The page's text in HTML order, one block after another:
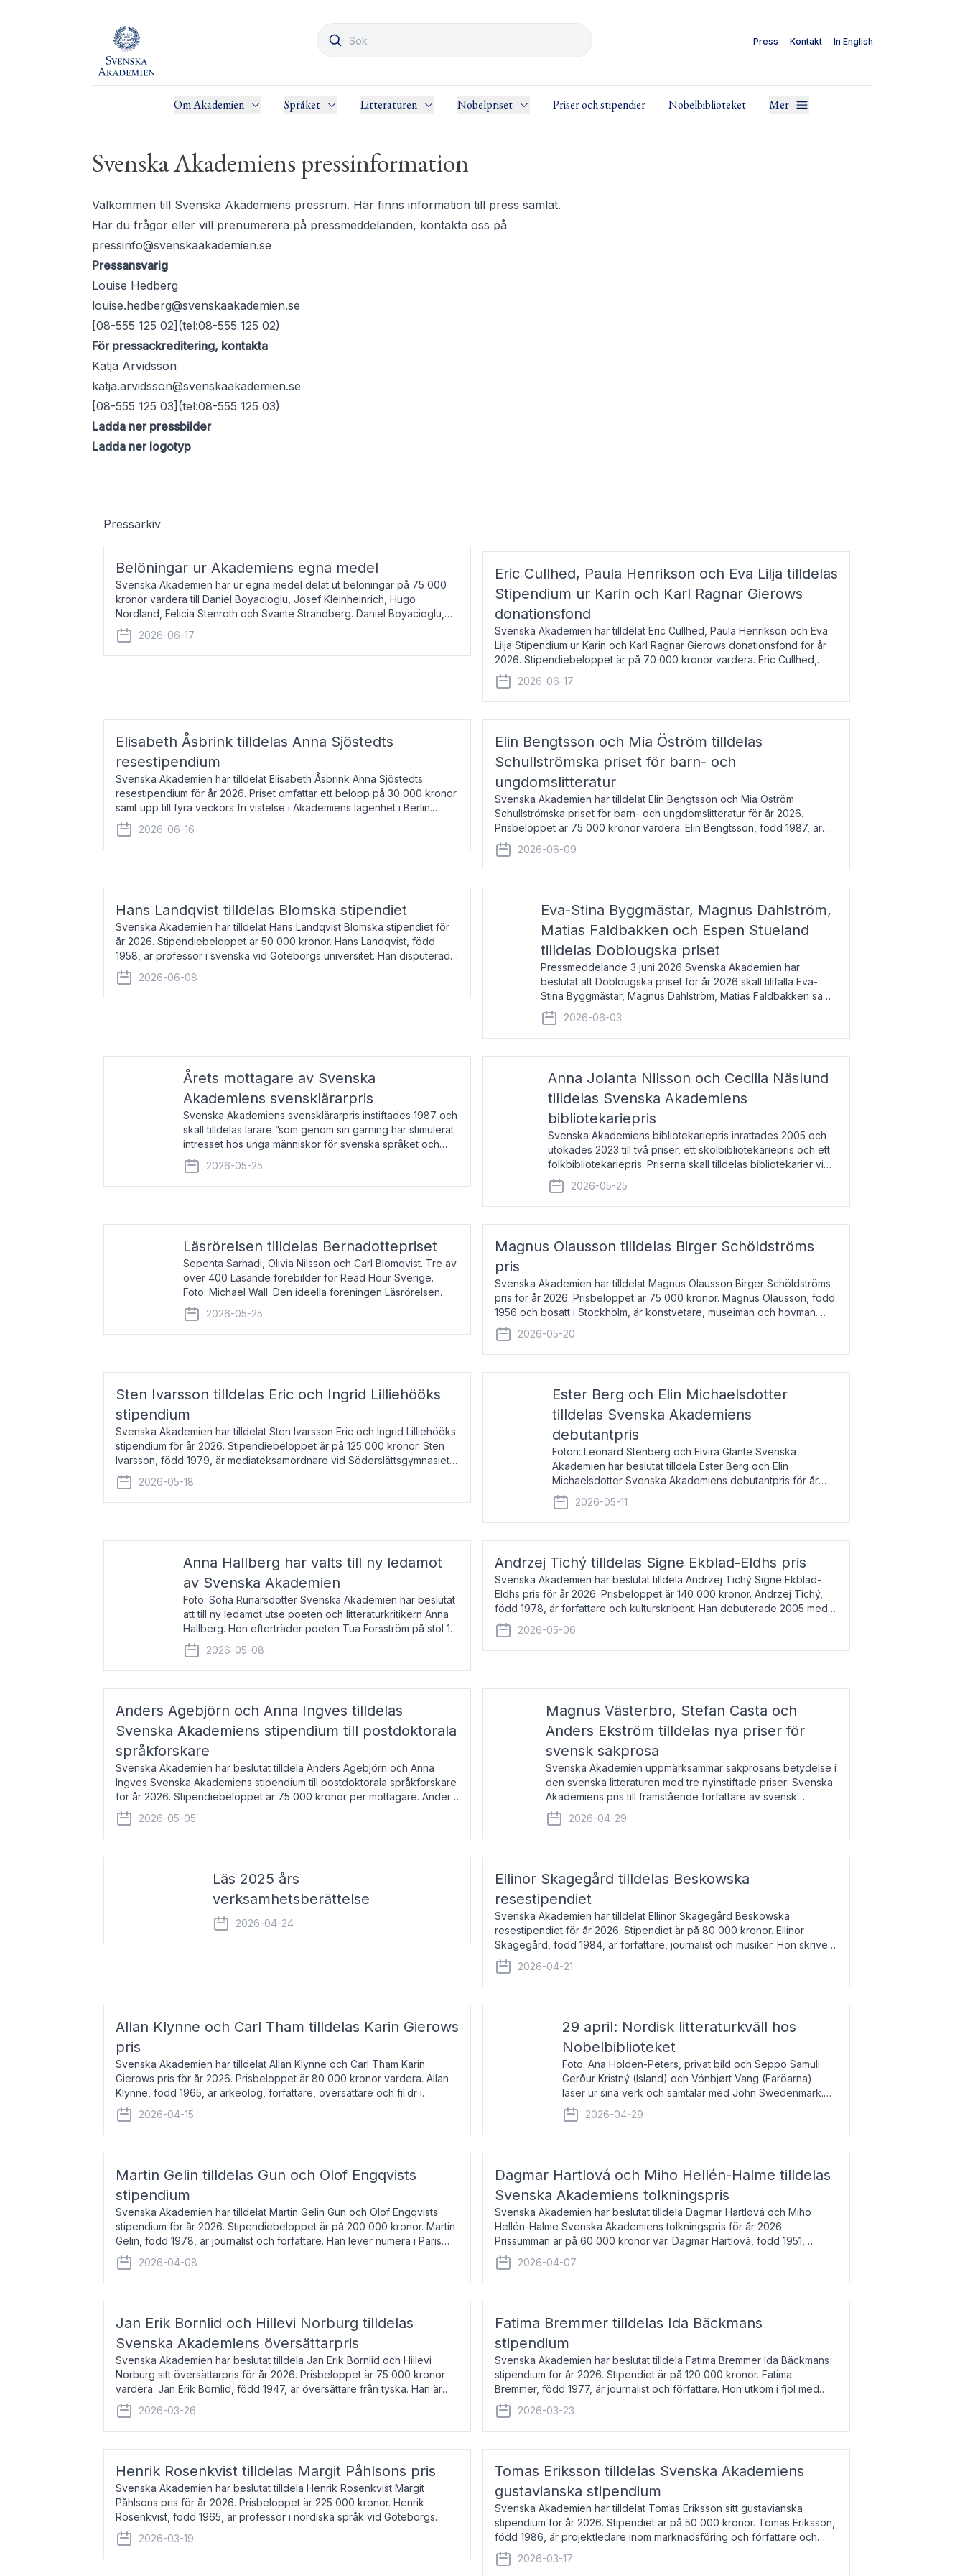
Press Kontakt In English
Om Akademien Språket Litteraturen Nobelpriset Priser och stipendier Nobelbiblioteket Mer
Svenska Akademiens pressinformation
Välkommen till Svenska Akademiens pressrum. Här finns information till press samlat.
Har du frågor eller vill prenumerera på pressmeddelanden, kontakta oss på
pressinfo@svenskaakademien.se
Pressansvarig
Louise Hedberg
louise.hedberg@svenskaakademien.se
[08-555 125 02](tel:08-555 125 02)
För pressackreditering, kontakta
Katja Arvidsson
katja.arvidsson@svenskaakademien.se
[08-555 125 03](tel:08-555 125 03)
Ladda ner pressbilder
Ladda ner logotyp
Pressarkiv
Belöningar ur Akademiens egna medel
Svenska Akademien har ur egna medel delat ut belöningar på 75 000
kronor vardera till Daniel Boyacioglu, Josef Kleinheinrich, Hugo
Nordland, Felicia Stenroth och Svante Strandberg. Daniel Boyacioglu,
född 1981, är poet och scenartist. Josef
2026-06-17
Eric Cullhed, Paula Henrikson och Eva Lilja tilldelas
Stipendium ur Karin och Karl Ragnar Gierows
donationsfond
Svenska Akademien har tilldelat Eric Cullhed, Paula Henrikson och Eva
Lilja Stipendium ur Karin och Karl Ragnar Gierows donationsfond för år
2026. Stipendiebeloppet är på 70 000 kronor vardera. Eric Cullhed,
född 1985, är professor i grekis
2026-06-17
Elisabeth Åsbrink tilldelas Anna Sjöstedts
resestipendium
Svenska Akademien har tilldelat Elisabeth Åsbrink Anna Sjöstedts
resestipendium för år 2026. Priset omfattar ett belopp på 30 000 kronor
samt upp till fyra veckors fri vistelse i Akademiens lägenhet i Berlin.
Elisabeth Åsbrink, född 1965 oc
2026-06-16
Elin Bengtsson och Mia Öström tilldelas
Schullströmska priset för barn- och
ungdomslitteratur
Svenska Akademien har tilldelat Elin Bengtsson och Mia Öström
Schullströmska priset för barn- och ungdomslitteratur för år 2026.
Prisbeloppet är 75 000 kronor vardera. Elin Bengtsson, född 1987, är
författare och forskare i genusvetenskap.
2026-06-09
Hans Landqvist tilldelas Blomska stipendiet
Svenska Akademien har tilldelat Hans Landqvist Blomska stipendiet för
år 2026. Stipendiebeloppet är 50 000 kronor. Hans Landqvist, född
1958, är professor i svenska vid Göteborgs universitet. Han disputerade
år 2000 på avhandlingen Författn
2026-06-08
Eva-Stina Byggmästar, Magnus Dahlström,
Matias Faldbakken och Espen Stueland
tilldelas Doblougska priset
Pressmeddelande 3 juni 2026 Svenska Akademien har
beslutat att Doblougska priset för år 2026 skall tillfalla Eva-
Stina Byggmästar, Magnus Dahlström, Matias Faldbakken samt
Espen Stueland. Prisbeloppet är 200 000 svenska kronor per
mottagare
2026-06-03
Årets mottagare av Svenska
Akademiens svensklärarpris
Svenska Akademiens svensklärarpris instiftades 1987 och
skall tilldelas lärare ”som genom sin gärning har stimulerat
intresset hos unga människor för svenska språket och
litteraturen”. Prisutdelning och samtal med pristagarna
äger rum under
2026-05-25
Anna Jolanta Nilsson och Cecilia Näslund
tilldelas Svenska Akademiens
bibliotekariepris
Svenska Akademiens bibliotekariepris inrättades 2005 och
utökades 2023 till två priser, ett skolbibliotekariepris och ett
folkbibliotekariepris. Priserna skall tilldelas bibliotekarier vid
svenska folk- och skolbibliotek som gjort värdefull
2026-05-25
Läsrörelsen tilldelas Bernadottepriset
Sepenta Sarhadi, Olivia Nilsson och Carl Blomqvist. Tre av
över 400 Läsande förebilder för Read Hour Sverige.
Foto: Michael Wall. Den ideella föreningen Läsrörelsen
tilldelas Bernadottepriset 2026 för att den under ett kvarts
sekel gjort re
2026-05-25
Magnus Olausson tilldelas Birger Schöldströms
pris
Svenska Akademien har tilldelat Magnus Olausson Birger Schöldströms
pris för år 2026. Prisbeloppet är 75 000 kronor. Magnus Olausson, född
1956 och bosatt i Stockholm, är konstvetare, museiman och hovman.
Han disputerade 1993 vid Uppsala un
2026-05-20
Sten Ivarsson tilldelas Eric och Ingrid Lilliehööks
stipendium
Svenska Akademien har tilldelat Sten Ivarsson Eric och Ingrid Lilliehööks
stipendium för år 2026. Stipendiebeloppet är på 125 000 kronor. Sten
Ivarsson, född 1979, är mediateksamordnare vid Söderslättsgymnasiet i
Trelleborg. Här har han på
2026-05-18
Ester Berg och Elin Michaelsdotter
tilldelas Svenska Akademiens
debutantpris
Foton: Leonard Stenberg och Elvira Glänte Svenska
Akademien har beslutat tilldela Ester Berg och Elin
Michaelsdotter Svenska Akademiens debutantpris för år
2026. Priset är nyinstiftat och syftar till att lyfta fram
intressanta och löftesrik
2026-05-11
Anna Hallberg har valts till ny ledamot
av Svenska Akademien
Foto: Sofia Runarsdotter Svenska Akademien har beslutat
att till ny ledamot utse poeten och litteraturkritikern Anna
Hallberg. Hon efterträder poeten Tua Forsström på stol 18
och kommer att ta sitt inträde vid Akademiens
högtidssammankomst
2026-05-08
Andrzej Tichý tilldelas Signe Ekblad-Eldhs pris
Svenska Akademien har beslutat tilldela Andrzej Tichý Signe Ekblad-
Eldhs pris för år 2026. Prisbeloppet är 140 000 kronor. Andrzej Tichý,
född 1978, är författare och kulturskribent. Han debuterade 2005 med
den lovordade romanen Sex liter l
2026-05-06
Anders Agebjörn och Anna Ingves tilldelas
Svenska Akademiens stipendium till postdoktorala
språkforskare
Svenska Akademien har beslutat tilldela Anders Agebjörn och Anna
Ingves Svenska Akademiens stipendium till postdoktorala språkforskare
för år 2026. Stipendiebeloppet är 75 000 kronor per mottagare. Anders
Agebjörn, född 1984, är universitet
2026-05-05
Magnus Västerbro, Stefan Casta och
Anders Ekström tilldelas nya priser för
svensk sakprosa
Svenska Akademien uppmärksammar sakprosans betydelse i
den svenska litteraturen med tre nyinstiftade priser: Svenska
Akademiens pris till framstående författare av svensk
sakprosa som i år går till Magnus Västerbro, Svenska
Akademiens pris
2026-04-29
Läs 2025 års
verksamhetsberättelse
2026-04-24
Ellinor Skagegård tilldelas Beskowska
resestipendiet
Svenska Akademien har tilldelat Ellinor Skagegård Beskowska
resestipendiet för år 2026. Stipendiet är på 80 000 kronor. Ellinor
Skagegård, född 1984, är författare, journalist och musiker. Hon skriver
återkommande för Svenska Dagbladet, Ups
2026-04-21
Allan Klynne och Carl Tham tilldelas Karin Gierows
pris
Svenska Akademien har tilldelat Allan Klynne och Carl Tham Karin
Gierows pris för år 2026. Prisbeloppet är 80 000 kronor vardera. Allan
Klynne, född 1965, är arkeolog, författare, översättare och fil.dr i
antikens kultur och samhällsliv. Ut
2026-04-15
29 april: Nordisk litteraturkväll hos
Nobelbiblioteket
Foto: Ana Holden-Peters, privat bild och Seppo Samuli
Gerður Kristný (Island) och Vónbjørt Vang (Färöarna)
läser ur sina verk och samtalar med John Swedenmark.
De läser upp på färöiska, isländska och svenska och talar
om språk och poesi – o
2026-04-29
Martin Gelin tilldelas Gun och Olof Engqvists
stipendium
Svenska Akademien har tilldelat Martin Gelin Gun och Olof Engqvists
stipendium för år 2026. Stipendiebeloppet är på 200 000 kronor. Martin
Gelin, född 1978, är journalist och författare. Han lever numera i Paris
men var under många år bosat
2026-04-08
Dagmar Hartlová och Miho Hellén-Halme tilldelas
Svenska Akademiens tolkningspris
Svenska Akademien har beslutat tilldela Dagmar Hartlová och Miho
Hellén-Halme Svenska Akademiens tolkningspris för år 2026.
Prissumman är på 60 000 kronor var. Dagmar Hartlová, född 1951,
översätter huvudsakligen från svenska till tjeckiska
2026-04-07
Jan Erik Bornlid och Hillevi Norburg tilldelas
Svenska Akademiens översättarpris
Svenska Akademien har beslutat tilldela Jan Erik Bornlid och Hillevi
Norburg sitt översättarpris för år 2026. Prisbeloppet är 75 000 kronor
vardera. Jan Erik Bornlid, född 1947, är översättare från tyska. Han är
främst känd för sina översät
2026-03-26
Fatima Bremmer tilldelas Ida Bäckmans
stipendium
Svenska Akademien har beslutat tilldela Fatima Bremmer Ida Bäckmans
stipendium för år 2026. Stipendiet är på 120 000 kronor. Fatima
Bremmer, född 1977, är journalist och författare. Hon utkom i fjol med
boken Ligan. Klarakvarterens blodsyst
2026-03-23
Henrik Rosenkvist tilldelas Margit Påhlsons pris
Svenska Akademien har beslutat tilldela Henrik Rosenkvist Margit
Påhlsons pris för år 2026. Prisbeloppet är 225 000 kronor. Henrik
Rosenkvist, född 1965, är professor i nordiska språk vid Göteborgs
universitet. Han disputerade 2004 på avhan
2026-03-19
Tomas Eriksson tilldelas Svenska Akademiens
gustavianska stipendium
Svenska Akademien har tilldelat Tomas Eriksson sitt gustavianska
stipendium för år 2026. Stipendiet är på 50 000 kronor. Tomas Eriksson,
född 1986, är projektledare inom marknadsföring och författare och
utkom i fjol med boken Syndabocken.
2026-03-17